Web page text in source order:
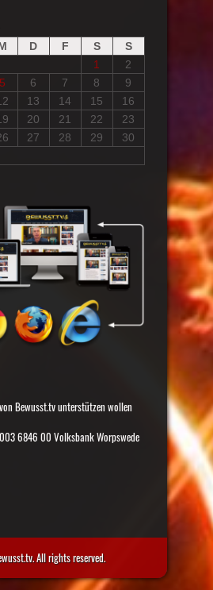
D F S
S
1
2
5 6 7 8
9
13 14 15
16
20 21 22
23
27 28 29
30
Bewusst.tv unterstützen wollen
6846 00 Volksbank Worpswede
All rights reserved.